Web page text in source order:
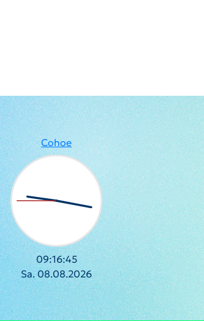
Cohoe
09:16:46
Sa. 08.08.2026